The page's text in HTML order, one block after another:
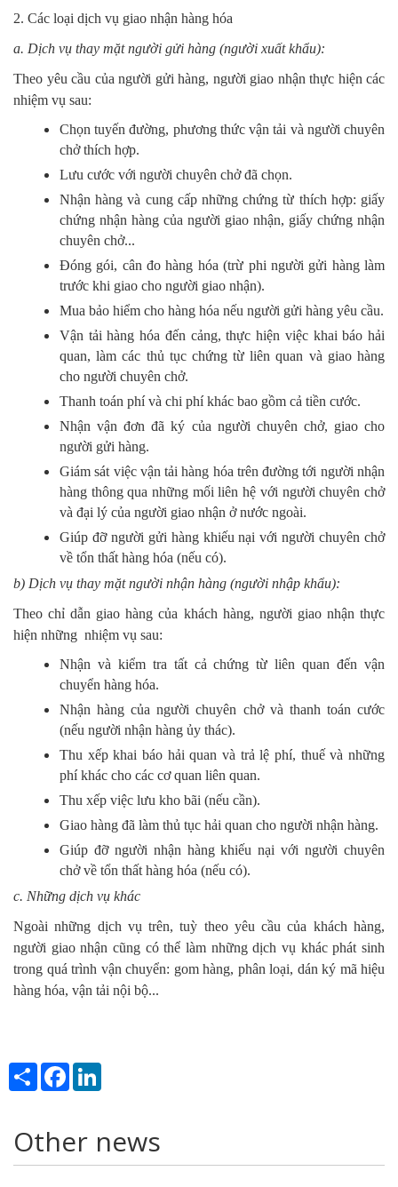
2. Các loại dịch vụ giao nhận hàng hóa
a. Dịch vụ thay mặt người gửi hàng (người xuất khẩu):
Theo yêu cầu của người gửi hàng, người giao nhận thực hiện các
nhiệm vụ sau:
Chọn tuyến đường, phương thức vận tải và người chuyên
chở thích hợp.
Lưu cước với người chuyên chở đã chọn.
Nhận hàng và cung cấp những chứng từ thích hợp: giấy
chứng nhận hàng của người giao nhận, giấy chứng nhận
chuyên chở...
Đóng gói, cân đo hàng hóa (trừ phi người gửi hàng làm
trước khi giao cho người giao nhận).
Mua bảo hiểm cho hàng hóa nếu người gửi hàng yêu cầu.
Vận tải hàng hóa đến cảng, thực hiện việc khai báo hải
quan, làm các thủ tục chứng từ liên quan và giao hàng
cho người chuyên chở.
Thanh toán phí và chi phí khác bao gồm cả tiền cước.
Nhận vận đơn đã ký của người chuyên chở, giao cho
người gửi hàng.
Giám sát việc vận tải hàng hóa trên đường tới người nhận
hàng thông qua những mối liên hệ với người chuyên chở
và đại lý của người giao nhận ở nước ngoài.
Giúp đỡ người gửi hàng khiếu nại với người chuyên chở
về tổn thất hàng hóa (nếu có).
b) Dịch vụ thay mặt người nhận hàng (người nhập khẩu):
Theo chỉ dẫn giao hàng của khách hàng, người giao nhận thực
hiện những nhiệm vụ sau:
Nhận và kiểm tra tất cả chứng từ liên quan đến vận
chuyển hàng hóa.
Nhận hàng của người chuyên chở và thanh toán cước
(nếu người nhận hàng ủy thác).
Thu xếp khai báo hải quan và trả lệ phí, thuế và những
phí khác cho các cơ quan liên quan.
Thu xếp việc lưu kho bãi (nếu cần).
Giao hàng đã làm thủ tục hải quan cho người nhận hàng.
Giúp đỡ người nhận hàng khiếu nại với người chuyên
chở về tổn thất hàng hóa (nếu có).
c. Những dịch vụ khác
Ngoài những dịch vụ trên, tuỳ theo yêu cầu của khách hàng,
người giao nhận cũng có thể làm những dịch vụ khác phát sinh
trong quá trình vận chuyển: gom hàng, phân loại, dán ký mã hiệu
hàng hóa, vận tải nội bộ...
Share Facebook
Other news